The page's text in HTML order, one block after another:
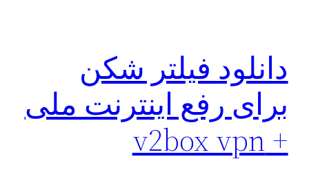
دانلود فیلتر شکن
برای رفع اینترنت ملی
+ v2box vpn